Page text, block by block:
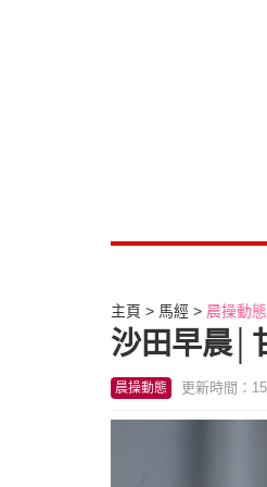
主頁 馬經 晨操動態
沙田早晨│
晨操動態 更新時間：